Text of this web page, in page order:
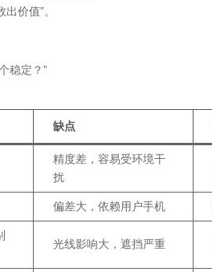
价值”。
稳定？”
缺点
精度差，容易受环境干
扰
偏差大，依赖用户手机
光线影响大，遮挡严重